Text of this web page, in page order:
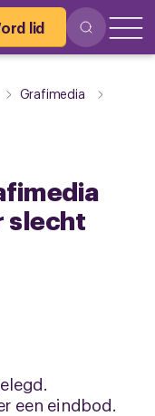
lid
Grafimedia
slecht
een eindbod.